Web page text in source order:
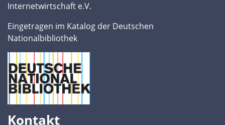
Internetwirtschaft e.V.
Eingetragen im Katalog der Deutschen
Nationalbibliothek
Kontakt